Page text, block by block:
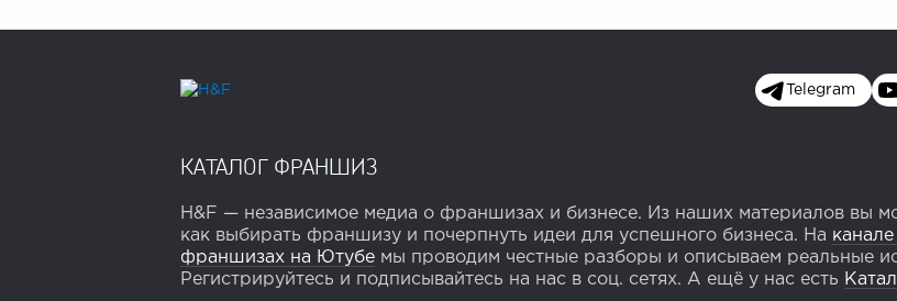
Telegram
КАТАЛОГ ФРАНШИЗ
H&F — независимое медиа о франшизах и бизнесе. Из наших материалов вы
как выбирать франшизу и почерпнуть идеи для успешного бизнеса. На
франшизах на Ютубе мы проводим честные разборы и описываем реальные
Регистрируйтесь и подписывайтесь на нас в соц. сетях. А ещё у нас есть